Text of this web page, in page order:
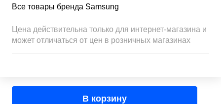
Все товары бренда Samsung
Цена действительна только для интернет-магазина и
может отличаться от цен в розничных магазинах
В корзину